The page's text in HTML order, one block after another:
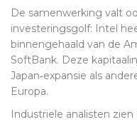
De samenwerking valt
investeringsgolf: Intel
binnengehaald van de
SoftBank. Deze
Japan‑expansie als
Europa.
Industriele analisten